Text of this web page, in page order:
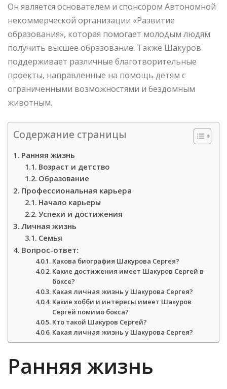
Он является основателем и спонсором Автономной
некоммерческой организации «Развитие
образования», которая помогает молодым людям
получить высшее образование. Также Шакуров
поддерживает различные благотворительные
проекты, направленные на помощь детям с
ограниченными возможностями и бездомным
животным.
Содержание страницы
Ранняя жизнь
Возраст и детство
Образование
Профессиональная карьера
Начало карьеры
Успехи и достижения
Личная жизнь
Семья
Вопрос-ответ:
Какова биография Шакурова Сергея?
Какие достижения имеет Шакуров Сергей в
боксе?
Какая личная жизнь у Шакурова Сергея?
Какие хобби и интересы имеет Шакуров
Сергей помимо бокса?
Кто такой Шакуров Сергей?
Какая личная жизнь у Шакурова Сергея?
Ранняя жизнь